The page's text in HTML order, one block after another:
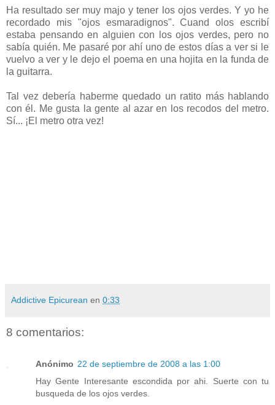
Ha resultado ser muy majo y tener los ojos verdes. Y yo he
recordado mis "ojos esmaradignos". Cuand olos escribí
estaba pensando en alguien con los ojos verdes, pero no
sabía quién. Me pasaré por ahí uno de estos días a ver si le
vuelvo a ver y le dejo el poema en una hojita en la funda de
la guitarra.
Tal vez debería haberme quedado un ratito más hablando
con él. Me gusta la gente al azar en los recodos del metro.
Sí... ¡El metro otra vez!
Addictive Epicurean en 0:33
8 comentarios:
Anónimo 22 de septiembre de 2008 a las 1:00
Hay Gente Interesante escondida por ahi. Suerte con tu
busqueda de los ojos verdes.